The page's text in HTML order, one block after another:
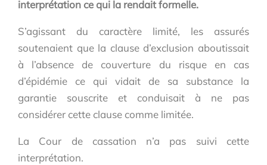
interprétation ce qui la rendait formelle.
S’agissant du caractère limité, les assurés
soutenaient que la clause d’exclusion aboutissait
à l’absence de couverture du risque en cas
d’épidémie ce qui vidait de sa substance la
garantie souscrite et conduisait à ne pas
considérer cette clause comme limitée.
La Cour de cassation n’a pas suivi cette
interprétation.